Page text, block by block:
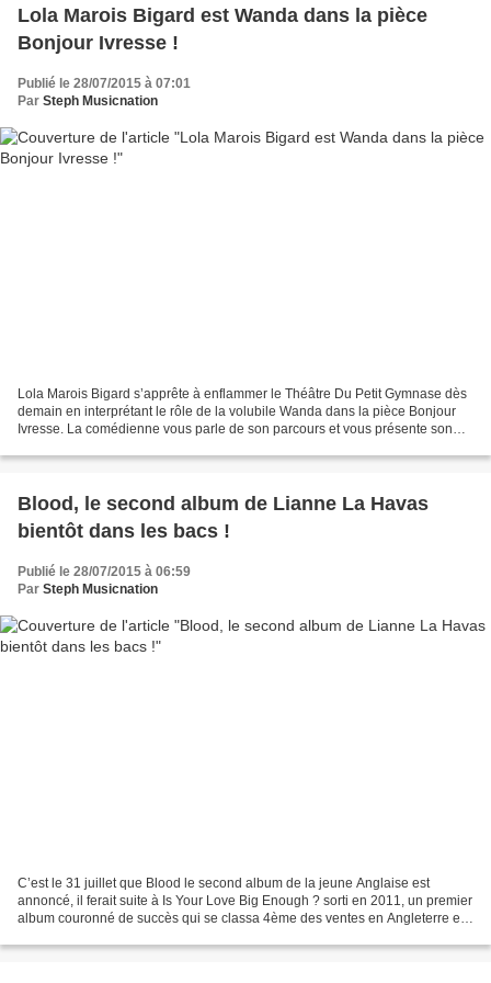
Lola Marois Bigard est Wanda dans la pièce
Bonjour Ivresse !
Publié le 28/07/2015 à 07:01
Par Steph Musicnation
Lola Marois Bigard s’apprête à enflammer le Théâtre Du Petit Gymnase dès
demain en interprétant le rôle de la volubile Wanda dans la pièce Bonjour
Ivresse. La comédienne vous parle de son parcours et vous présente son
Blood, le second album de Lianne La Havas
bientôt dans les bacs !
Publié le 28/07/2015 à 06:59
Par Steph Musicnation
C’est le 31 juillet que Blood le second album de la jeune Anglaise est
annoncé, il ferait suite à Is Your Love Big Enough ? sorti en 2011, un premier
album couronné de succès qui se classa 4ème des ventes en Angleterre et